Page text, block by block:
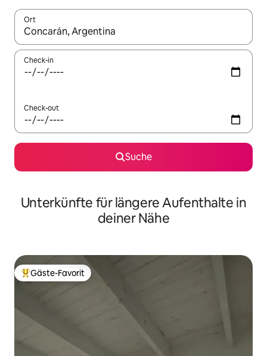
Ort
Wenn Ergebnisse verfügbar sind, navigiere mit den
Check-in
Check-out
Suche
Unterkünfte für längere Aufenthalte in
deiner Nähe
Beliebter Gäste-Favorit.
Gäste-Favorit